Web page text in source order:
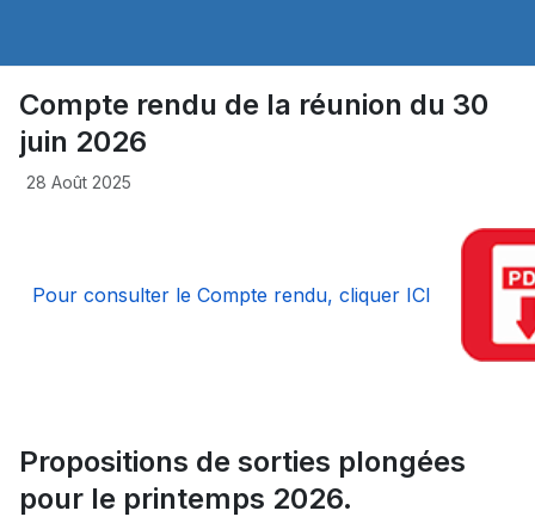
Compte rendu de la réunion du 30
juin 2026
28 Août 2025
Pour consulter le Compte rendu, cliquer ICI
Propositions de sorties plongées
pour le printemps 2026.